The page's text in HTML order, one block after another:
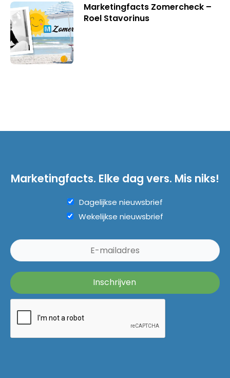
Marketingfacts Zomercheck –
Roel Stavorinus
Marketingfacts. Elke dag vers. Mis niks!
Dagelijkse nieuwsbrief
Wekelijkse nieuwsbrief